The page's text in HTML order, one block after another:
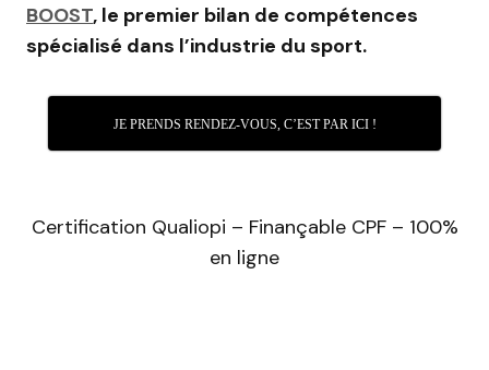
BOOST, le premier bilan de compétences
spécialisé dans l’industrie du sport.
JE PRENDS RENDEZ-VOUS, C’EST PAR ICI !
Certification Qualiopi – Finançable CPF – 100%
en ligne